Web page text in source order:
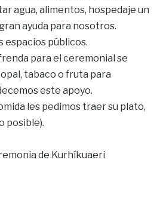
agua, alimentos, hospedaje un
ayuda para nosotros.
espacios públicos.
para el ceremonial se
tabaco o fruta para
este apoyo.
les pedimos traer su plato,
posible).
de Kurhíkuaeri